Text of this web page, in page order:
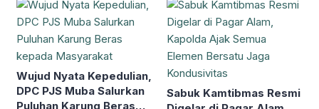
Wujud Nyata Kepedulian,
DPC PJS Muba Salurkan
Puluhan Karung Beras
Sabuk Kamtibmas Resmi